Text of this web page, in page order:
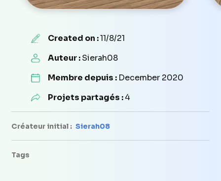
Created on :11/8/21
Auteur :Sierah08
Membre depuis : December 2020
Projets partagés :4
Créateur initial : Sierah08
Tags